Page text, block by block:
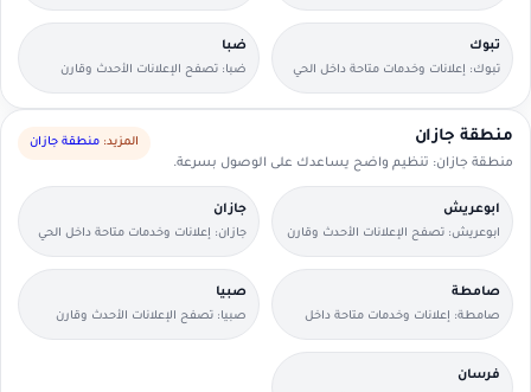
التفاصيل بسرعة.
مع وسائل تواصل مباشرة.
تبوك
تبوك: إعلانات وخدمات متاحة داخل الحي
مع وسائل تواصل مباشرة.
ضبا
ضبا: تصفح الإعلانات الأحدث وقارن
التفاصيل بسرعة.
منطقة جازان
منطقة جازان: تنظيم واضح يساعدك على الوصول بسرعة.
المزيد: منطقة جازان
ابوعريش
ابوعريش: تصفح الإعلانات الأحدث وقارن
التفاصيل بسرعة.
جازان
جازان: إعلانات وخدمات متاحة داخل الحي
مع وسائل تواصل مباشرة.
صامطة
صامطة: إعلانات وخدمات متاحة داخل
الحي مع وسائل تواصل مباشرة.
صبيا
صبيا: تصفح الإعلانات الأحدث وقارن
التفاصيل بسرعة.
فرسان